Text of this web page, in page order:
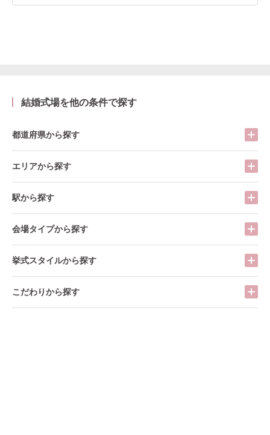
結婚式場を他の条件で探す
都道府県から探す
エリアから探す
駅から探す
会場タイプから探す
挙式スタイルから探す
こだわりから探す